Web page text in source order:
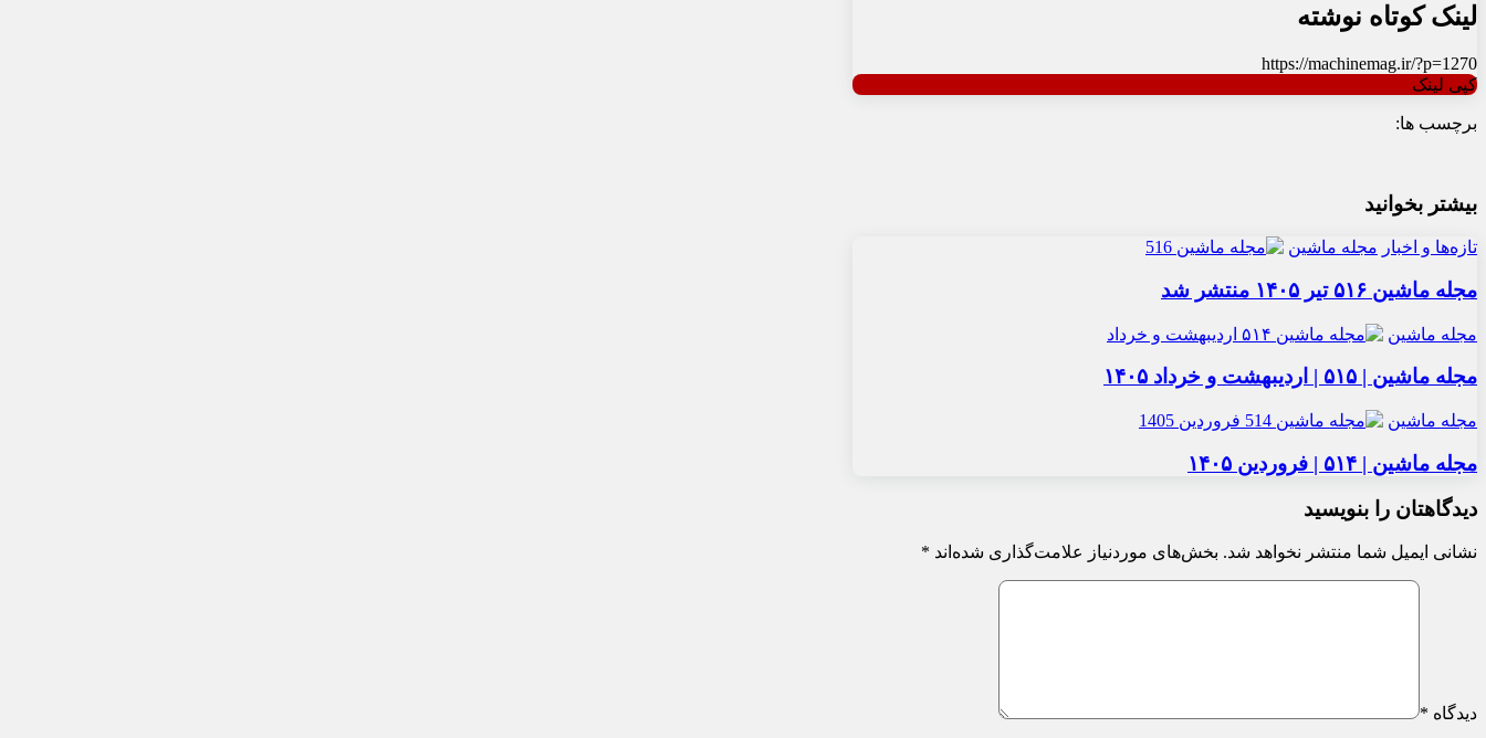
لینک کوتاه نوشته
https://machinemag.ir/?p=1270
کپی لینک
برچسب ها:
بیشتر بخوانید
تازه‌ها و اخبار مجله ماشین
مجله ماشین ۵۱۶ تیر ۱۴۰۵ منتشر شد
مجله ماشین
مجله ماشین | ۵۱۵ | اردیبهشت و خرداد ۱۴۰۵
مجله ماشین
مجله ماشین | ۵۱۴ | فروردین ۱۴۰۵
دیدگاهتان را بنویسید
نشانی ایمیل شما منتشر نخواهد شد. بخش‌های موردنیاز علامت‌گذاری شده‌اند *
دیدگاه *